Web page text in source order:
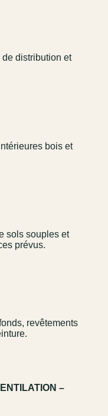
distribution et
bois et
sols souples et
prévus.
revêtements
–